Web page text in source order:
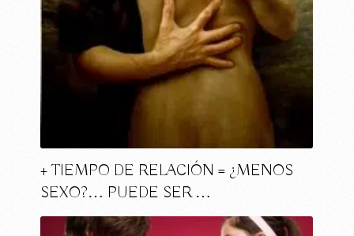
+ TIEMPO DE RELACIÓN = ¿MENOS
SEXO?… PUEDE SER …